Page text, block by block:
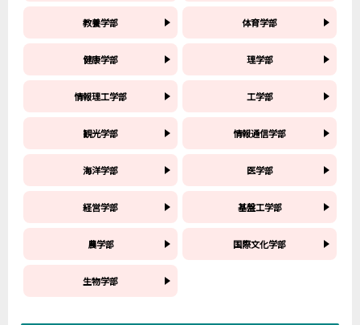
教養学部 体育学部
健康学部 理学部
情報理工学部 工学部
観光学部 情報通信学部
海洋学部 医学部
経営学部 基盤工学部
農学部 国際文化学部
生物学部